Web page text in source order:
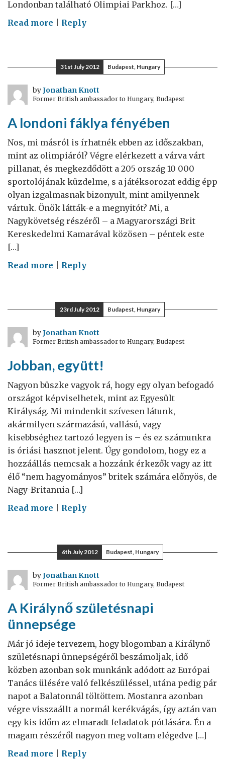
Londonban található Olimpiai Parkhoz. […]
Read more on
nap
Reply
31st July 2012 Budapest, Hungary
byJonathan Knott
Former British ambassador to Hungary, Budapest
A londoni fáklya fényében
Nos, mi másról is írhatnék ebben az időszakban,
mint az olimpiáról? Végre elérkezett a várva várt
pillanat, és megkezdődött a 205 ország 10 000
sportolójának küzdelme, s a játéksorozat eddig épp
olyan izgalmasnak bizonyult, mint amilyennek
vártuk. Önök látták-e a megnyitót? Mi, a
Nagykövetség részéről – a Magyarországi Brit
Kereskedelmi Kamarával közösen – péntek este
[…]
Read more on
fáklya
fényében
Reply
23rd July 2012 Budapest, Hungary
byJonathan Knott
Former British ambassador to Hungary, Budapest
Jobban, együtt!
Nagyon büszke vagyok rá, hogy egy olyan befogadó
országot képviselhetek, mint az Egyesült
Királyság. Mi mindenkit szívesen látunk,
akármilyen származású, vallású, vagy
kisebbséghez tartozó legyen is – és ez számunkra
is óriási hasznot jelent. Úgy gondolom, hogy ez a
hozzáállás nemcsak a hozzánk érkezők vagy az itt
élő “nem hagyományos” britek számára előnyös, de
Nagy-Britannia […]
Read more onReply
6th July 2012 Budapest, Hungary
byJonathan Knott
Former British ambassador to Hungary, Budapest
A Királynő születésnapi
ünnepsége
Már jó ideje tervezem, hogy blogomban a Királynő
születésnapi ünnepségéről beszámoljak, idő
közben azonban sok munkánk adódott az Európai
Tanács ülésére való felkészüléssel, utána pedig pár
napot a Balatonnál töltöttem. Mostanra azonban
végre visszaállt a normál kerékvágás, így aztán van
egy kis időm az elmaradt feladatok pótlására. Én a
magam részéről nagyon meg voltam elégedve […]
Read more onReply